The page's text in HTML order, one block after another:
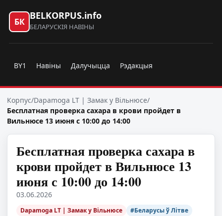
БК
BELKORPUS.info
БЕЛАРУСКІЯ НАВІНЫ
BY1 Навіны Далучыцца Рэдакцыя
Корпус/Dapamoga LT | Замак у Вільнюсе/
Бесплатная проверка сахара в крови пройдет в
Вильнюсе 13 июня с 10:00 до 14:00
Бесплатная проверка сахара в
крови пройдет в Вильнюсе 13
июня с 10:00 до 14:00
03.06.2026
Dapamoga LT | Замак у Вільнюсе #Беларусы ў Літве